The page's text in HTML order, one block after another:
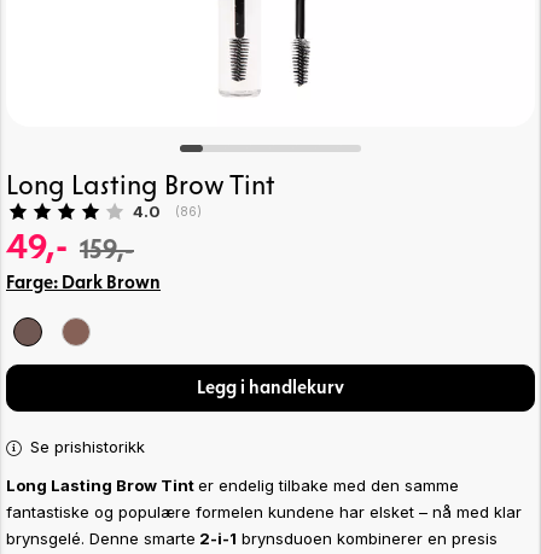
Long Lasting Brow Tint
Gjennomsnittskarakter:
4.0 (stemmer:
86)
49,- 159,-
Farge: Dark Brown
Legg i handlekurv
Se prishistorikk
Long Lasting Brow Tinter endelig tilbake med den samme
fantastiske og populære formelen kundene har elsket – nå med klar
brynsgelé. Denne smarte 2-i-1 brynsduoen kombinerer en presis